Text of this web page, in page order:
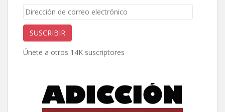
Dirección
correo
electrónico
SUSCRIBIR
Únete a otros 14K suscriptores